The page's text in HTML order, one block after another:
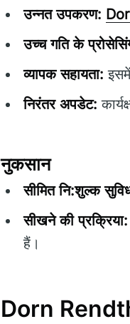
उन्नत उपकरण:
उच्च गति के
व्यापक सहायता:
निरंतर अपडेट:
नुकसान
सीमित नि:शुल्क
सीखने की प्रक्रिया:
हैं।
Dorn